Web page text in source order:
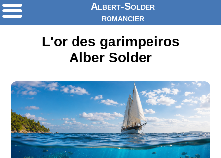
Albert-Solder
romancier
L'or des garimpeiros
Alber Solder